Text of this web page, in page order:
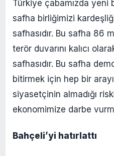
Türkiye çabamızda yeni
safha birliğimizi
safhasıdır. Bu safha 86
terör duvarını kalıcı
safhasıdır. Bu safha
bitirmek için hep bir
siyasetçinin almadığı
ekonomimize darbe
Bahçeli’yi hatırlattı